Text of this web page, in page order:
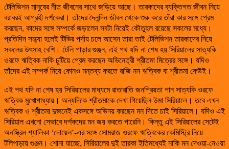
টেলিভিশন মানুষের নীত জীবনের সাথে জড়িয়ে আছে। তারকাদের ব্যক্তিগত জীবন নিয়ে
বরাবরই আগ্রহী দর্শকেরা। তাঁদের দৈনন্দিন জীবন থেকে শুরু করে তাঁরা কার সঙ্গে প্রেম
করছেন, কাদের সঙ্গে সম্পর্কে জড়ালেন সবটা নিয়েই কৌতুহল রয়েছে সকলের মধ্যে।
প্রতিদিন সন্ধ্যা হলেই টিভির পর্দায় চলে আসেন তারা তাই টেলিভিশন তারকাদের নিয়ে
সকলের উৎসাহ বেশি। টেলি পাড়ার গুঞ্জন, এই পথ যদি না শেষ হয় সিরিয়ালের সাত্যকি
ওরফে ঋত্বিক নাকি চুটিয়ে প্রেম করছেন অভিনেত্রী শ্রীতমা মিত্রের সঙ্গে। যদিও
তাঁদের এই সম্পর্ক নিয়ে কোনও মন্তব্য করতে রাজি নন ঋত্বিক বা শ্রীতমা কেউই।
এই পথ যদি না শেষ হয় সিরিয়ালের মাধ্যমে রাতারাতি জনপ্রিয়তা পান সাত্যকি ওরফে
ঋত্বিক মুখোপাধ্যায়। অন্যদিকে শ্রীতমাকে দেখা গিয়েছিল উমা সিরিয়ালে। তবে এখন
ঋত্বিক ও শ্রীতমা দুজনেই একসঙ্গে অভিনয় করছেন মন দিতে চাই সিরিয়ালে। যদিও এই
সিরিয়াল এখনো সেভাবে দর্শকদের মন জয় করতে পারেনি। কিন্তু এই সিরিয়ালের সেটেই
অনস্ক্রিন শ্যালিকা ‘দোয়েল’-এর সঙ্গে সোমরাজ ওরফে ঋত্বিকের কেমিস্ট্রি নিয়ে
টলিপাড়ায় গুঞ্জন। শোনা যাচ্ছে, সিরিয়ালের দুই তারকা ইতিমধ্যেই নাকি মন দেওয়া-নেওয়া